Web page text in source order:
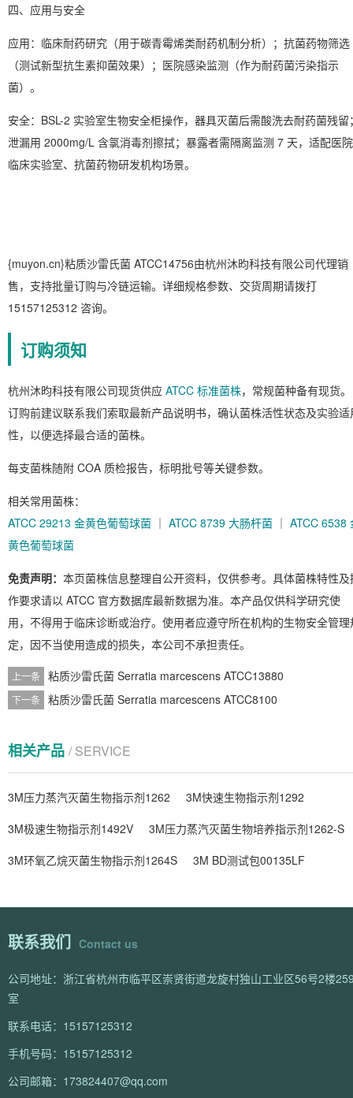
四、应用与安全
应用：临床耐药研究（用于碳青霉烯类耐药机制分析）；抗菌药物筛选
（测试新型抗生素抑菌效果）；医院感染监测（作为耐药菌污染指示
菌）。
安全：BSL-2 实验室生物安全柜操作，器具灭菌后需酸洗去耐药菌残留
泄漏用 2000mg/L 含氯消毒剂擦拭；暴露者需隔离监测 7 天，适配医院
临床实验室、抗菌药物研发机构场景。
{muyon.cn}粘质沙雷氏菌 ATCC14756由杭州沐昀科技有限公司代理销
售，支持批量订购与冷链运输。详细规格参数、交货周期请拨打
15157125312 咨询。
订购须知
杭州沐昀科技有限公司现货供应 ATCC 标准菌株，常规菌种备有现货。
订购前建议联系我们索取最新产品说明书，确认菌株活性状态及实验适
性，以便选择最合适的菌株。
每支菌株随附 COA 质检报告，标明批号等关键参数。
相关常用菌株：
ATCC 29213 金黄色葡萄球菌 ｜ ATCC 8739 大肠杆菌 ｜ ATCC 6538
黄色葡萄球菌
免责声明： 本页菌株信息整理自公开资料，仅供参考。具体菌株特性及
作要求请以 ATCC 官方数据库最新数据为准。本产品仅供科学研究使
用，不得用于临床诊断或治疗。使用者应遵守所在机构的生物安全管理
定，因不当使用造成的损失，本公司不承担责任。
上一条 粘质沙雷氏菌 Serratia marcescens ATCC13880
下一条 粘质沙雷氏菌 Serratia marcescens ATCC8100
相关产品 / SERVICE
3M压力蒸汽灭菌生物指示剂1262
3M快速生物指示剂1292
3M极速生物指示剂1492V
3M压力蒸汽灭菌生物培养指示剂1262-S
3M环氧乙烷灭菌生物指示剂1264S
3M BD测试包00135LF
联系我们 Contact us
公司地址：浙江省杭州市临平区崇贤街道龙旋村独山工业区56号2楼
室
联系电话：15157125312
手机号码：15157125312
公司邮箱：173824407@qq.com